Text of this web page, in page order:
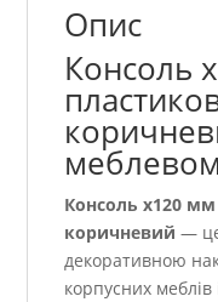
Опис
Консоль
Консоль х120
коричневий —
декоративною
корпусних